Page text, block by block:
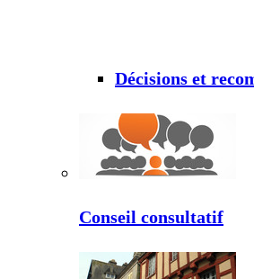
Décisions et
Conseil consultatif